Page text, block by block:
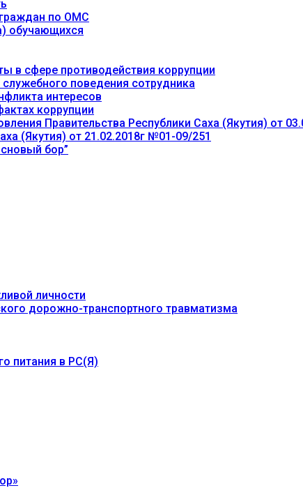
по ОМС
обучающихся
в сфере противодействия коррупции
поведения сотрудника
интересов
коррупции
Правительства Республики Саха (Якутия) от
(Якутия) от 21.02.2018г №01-09/251
бор”
личности
дорожно-транспортного травматизма
питания в РС(Я)